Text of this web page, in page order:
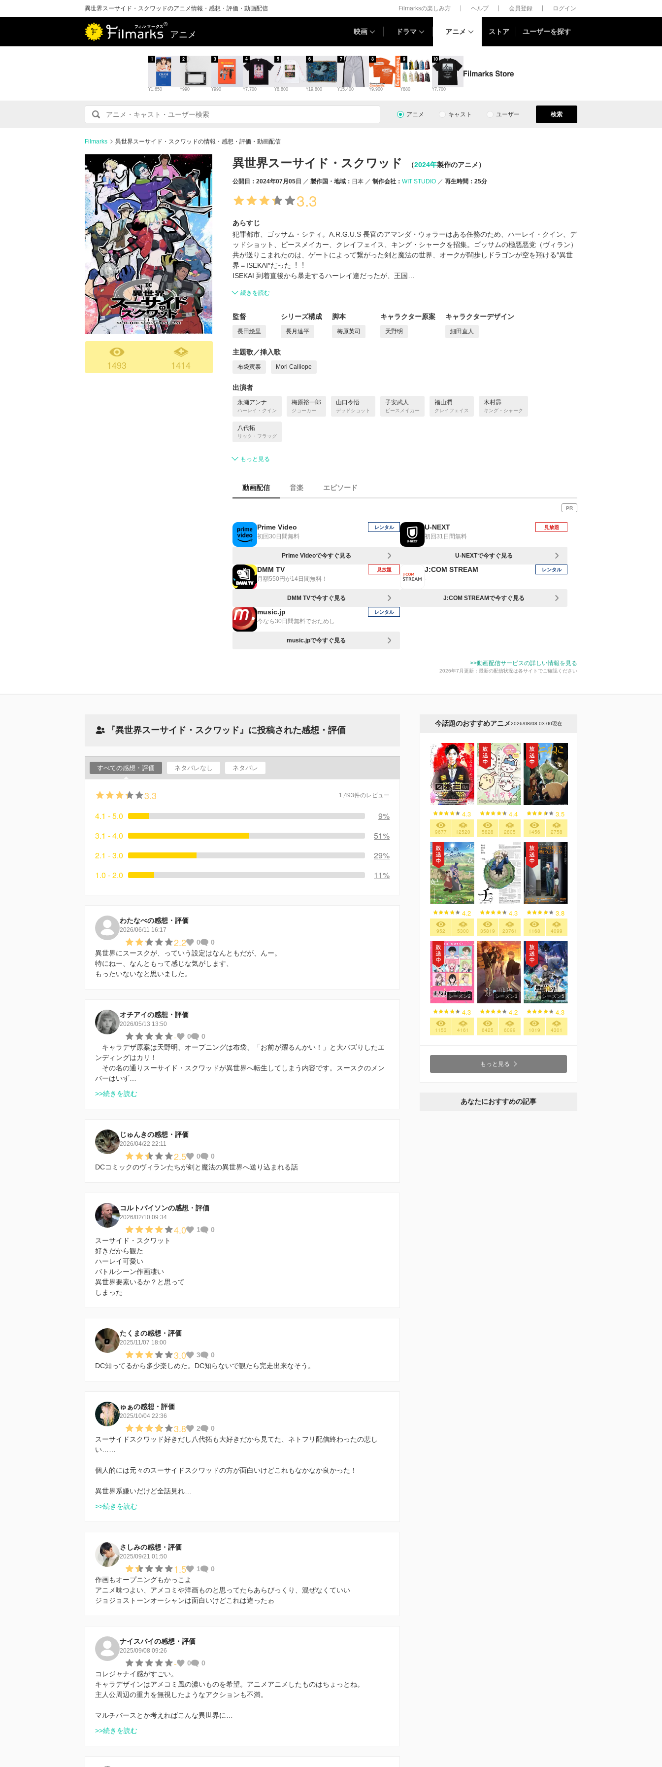
異世界スーサイド・スクワッドのアニメ情報・感想・評価・動画配信 Filmarksの楽しみ方 ヘルプ 会員登録 ログイン
アニメ 映画 ドラマ アニメ ストア ユーザーを探す
¥1,650
1
¥990
2
¥990
3
¥7,700
4
¥8,800
5
¥19,800
6
¥15,400
7
¥9,900
8
¥880
9
¥7,700
10
アニメ キャスト ユーザー 検索
Filmarks 異世界スーサイド・スクワッドの情報・感想・評価・動画配信
1493 1414
異世界スーサイド・スクワッド （2024年製作のアニメ）
公開日：2024年07月05日 製作国・地域： 日本 制作会社： WIT STUDIO 再生時間：25分
3.3
あらすじ
犯罪都市、ゴッサム・シティ。A.R.G.U.S ⻑官のアマンダ・ウォラーはある任務のため、ハーレイ・クイン、デ
ッドショット、ピースメイカー、クレイフェイス、キング・シャークを招集。ゴッサムの極悪悪党（ヴィラン）
共が送りこまれたのは、ゲートによって繋がった剣と魔法の世界、オークが闊歩しドラゴンが空を翔ける″異世
界＝ISEKAI″だった︕︕
ISEKAI 到着直後から暴⾛するハーレイ達だったが、王国…
続きを読む
監督
長田絵里
シリーズ構成
長月達平
脚本
梅原英司
キャラクター原案
天野明
キャラクターデザイン
細田直人
主題歌／挿入歌
布袋寅泰 Mori Calliope
出演者
永瀬アンナ
ハーレイ・クイン
梅原裕一郎
ジョーカー
山口令悟
デッドショット
子安武人
ピースメイカー
福山潤
クレイフェイス
木村昴
キング・シャーク
八代拓
リック・フラッグ
もっと見る
動画配信 音楽 エピソード
PR
Prime Video
初回30日間無料
レンタル
Prime Videoで今すぐ見る
U-NEXT
初回31日間無料
見放題
U-NEXTで今すぐ見る
DMM TV
月額550円が14日間無料！
見放題
DMM TVで今すぐ見る
J:COM STREAM
-
レンタル
J:COM STREAMで今すぐ見る
music.jp
今なら30日間無料でおためし
レンタル
music.jpで今すぐ見る
>>動画配信サービスの詳しい情報を見る
2026年7月更新：最新の配信状況は各サイトでご確認ください
『異世界スーサイド・スクワッド』に投稿された感想・評価
すべての感想・評価 ネタバレなし ネタバレ
3.3 1,493件のレビュー
4.1 - 5.0
9%
3.1 - 4.0
51%
2.1 - 3.0
29%
1.0 - 2.0
11%
わたなべの感想・評価
2026/06/11 16:17
2.2 0
0
異世界にスースクが、っていう設定はなんともだが、んー。
特にねー、なんともって感じな気がします、
もったいないなと思いました。
オチアイの感想・評価
2026/05/13 13:50
- 0
0
キャラデザ原案は天野明、オープニングは布袋、「お前が躍るんかい！」と大バズりしたエ
ンディングはカリ！
その名の通りスーサイド・スクワッドが異世界へ転生してしまう内容です。スースクのメン
バーはいず…
>>続きを読む
じゅんきの感想・評価
2026/04/22 22:11
2.5 0
0
DCコミックのヴィランたちが剣と魔法の異世界へ送り込まれる話
コルトパイソンの感想・評価
2026/02/10 09:34
4.0 1
0
スーサイド・スクワット
好きだから観た
ハーレイ可愛い
バトルシーン作画凄い
異世界要素いるか？と思って
しまった
たくまの感想・評価
2025/11/07 18:00
3.0 3
0
DC知ってるから多少楽しめた。DC知らないで観たら完走出来なそう。
ゅぁの感想・評価
2025/10/04 22:36
3.8 2
0
スーサイドスクワッド好きだし八代拓も大好きだから見てた、ネトフリ配信終わったの悲し
い……
個人的には元々のスーサイドスクワッドの方が面白いけどこれもなかなか良かった！
異世界系嫌いだけど全話見れ…
>>続きを読む
さしみの感想・評価
2025/09/21 01:50
1.5 1
0
作画もオープニングもかっこよ
アニメ味つよい、アメコミや洋画ものと思ってたらあらびっくり、混ぜなくていい
ジョジョストーンオーシャンは面白いけどこれは違ったゎ
ナイスバイの感想・評価
2025/09/08 09:26
- 0
0
コレジャナイ感がすごい。
キャラデザインはアメコミ風の濃いものを希望。アニメアニメしたものはちょっとね。
主人公周辺の重力を無視したようなアクションも不満。
マルチバースとか考えればこんな異世界に…
>>続きを読む
今話題のおすすめアニメ2026/08/08 03:00現在
4.3
9677 12520
4.4
5828 2805
3.5
1456 2758
4.2
952 5300
4.3
35819 23761
3.8
1168 4099
シーズン2
4.3
1153 4161
シーズン1
4.2
6425 6099
シーズン5
4.3
1019 4301
もっと見る
あなたにおすすめの記事